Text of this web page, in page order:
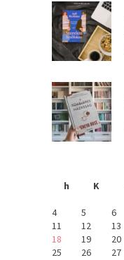
h
K
4
5 6
11
12 13
18
19 20
25
26 27